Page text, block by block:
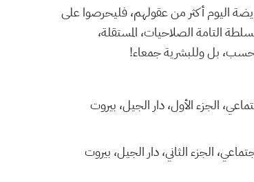
اليوم أكثر من عقولهم، فليحرصوا على
التامة الصلاحيات، المستقلة،
فحسب، بل وللبشرية جمعاء!
الجزء الأول، دار الجيل، بيروت
الجزء الثاني، دار الجيل، بيروت